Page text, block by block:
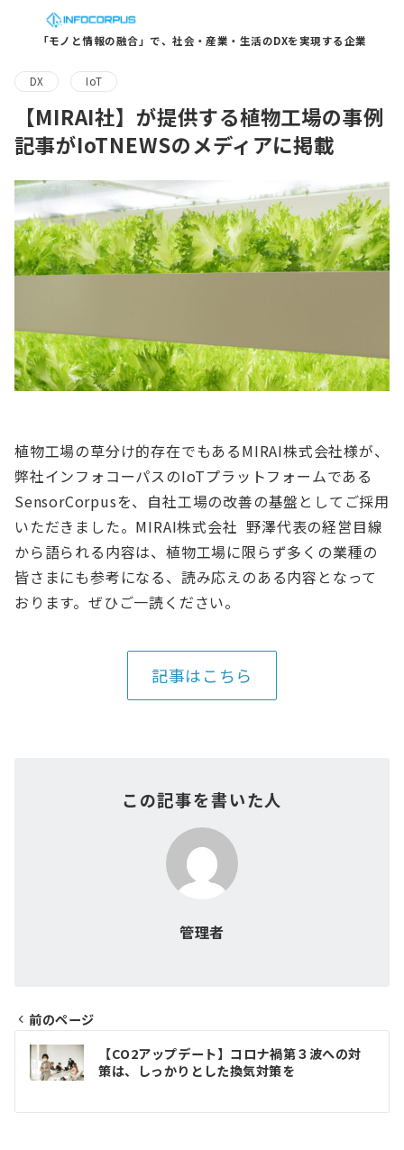
「モノと情報の融合」で、社会・産業・生活のDXを実現する企業
DX IoT
【MIRAI社】が提供する植物工場の事例
記事がIoTNEWSのメディアに掲載
植物工場の草分け的存在でもあるMIRAI株式会社様が、
弊社インフォコーパスのIoTプラットフォームである
SensorCorpusを、自社工場の改善の基盤としてご採用
いただきました。MIRAI株式会社 野澤代表の経営目線
から語られる内容は、植物工場に限らず多くの業種の
皆さまにも参考になる、読み応えのある内容となって
おります。ぜひご一読ください。
記事はこちら
この記事を書いた人
管理者
投
稿
ナ
前のページ
【CO2アップデート】コロナ禍第３波への対
策は、しっかりとした換気対策を